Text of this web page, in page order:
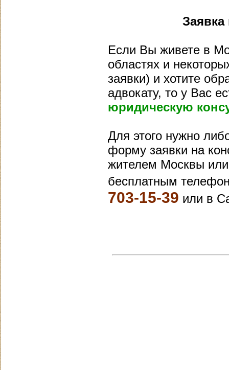
Если Вы живете в
областях и
заявки) и хотите
адвокату, то у Вас
юридическую
Для этого нужно
форму заявки на
жителем Москвы или
бесплатным
703-15-39 или в